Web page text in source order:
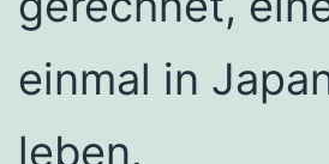
einmal in
leben.